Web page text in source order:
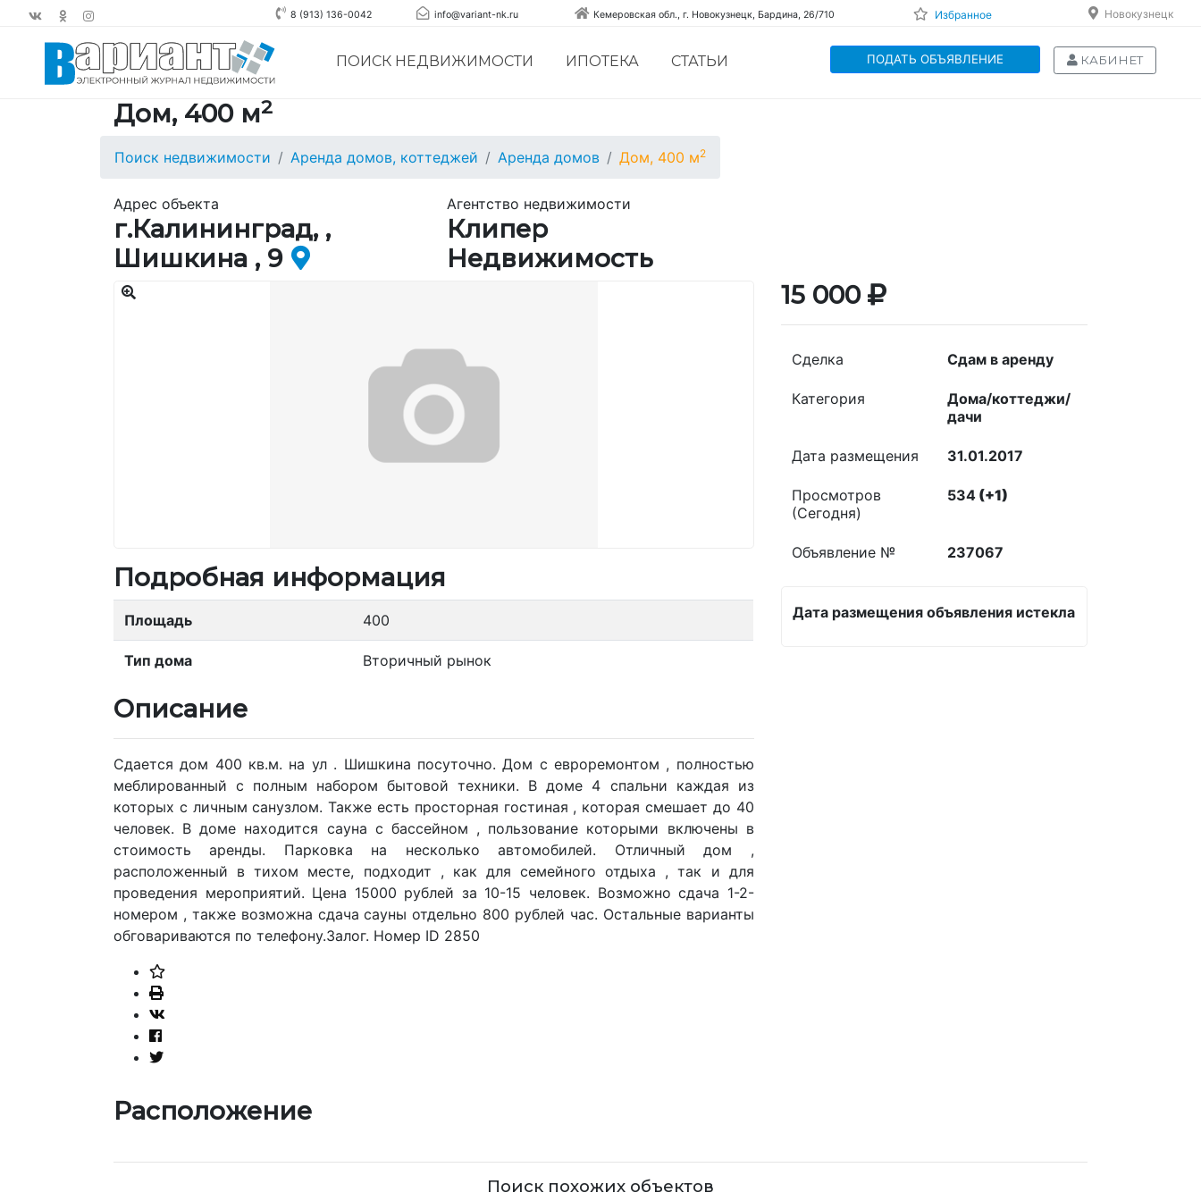
8 (913) 136-0042 info@variant-nk.ru Кемеровская обл., г. Новокузнецк, Бардина, 26/710 Избранное Новокузнецк
ПОИСК НЕДВИЖИМОСТИ ИПОТЕКА СТАТЬИ ПОДАТЬ ОБЪЯВЛЕНИЕ КАБИНЕТ
Дом, 400 м2
Поиск недвижимости Аренда домов, коттеджей Аренда домов Дом, 400 м2
Адрес объекта
г.Калининград, ,
Шишкина , 9
Агентство недвижимости
Клипер
Недвижимость
Подробная информация
Площадь 400
Тип дома Вторичный рынок
Описание
Сдается дом 400 кв.м. на ул . Шишкина посуточно. Дом с евроремонтом , полностью
меблированный с полным набором бытовой техники. В доме 4 спальни каждая из
которых с личным санузлом. Также есть просторная гостиная , которая смешает до 40
человек. В доме находится сауна с бассейном , пользование которыми включены в
стоимость аренды. Парковка на несколько автомобилей. Отличный дом ,
расположенный в тихом месте, подходит , как для семейного отдыха , так и для
проведения мероприятий. Цена 15000 рублей за 10-15 человек. Возможно сдача 1-2-
номером , также возможна сдача сауны отдельно 800 рублей час. Остальные варианты
обговариваются по телефону.Залог. Номер ID 2850
Расположение
15 000
Сделка Сдам в аренду
Категория
Дома/коттеджи/
дачи
Дата размещения 31.01.2017
Просмотров
(Сегодня)
534(+1)
Объявление № 237067
Дата размещения объявления истекла
Поиск похожих объектов